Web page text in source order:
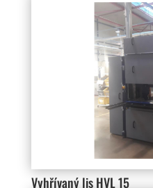
Vyhřívaný lis HVL 15